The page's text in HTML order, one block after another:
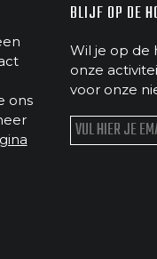
ons
BLIJF OP DE
Wil je op de
onze
voor onze